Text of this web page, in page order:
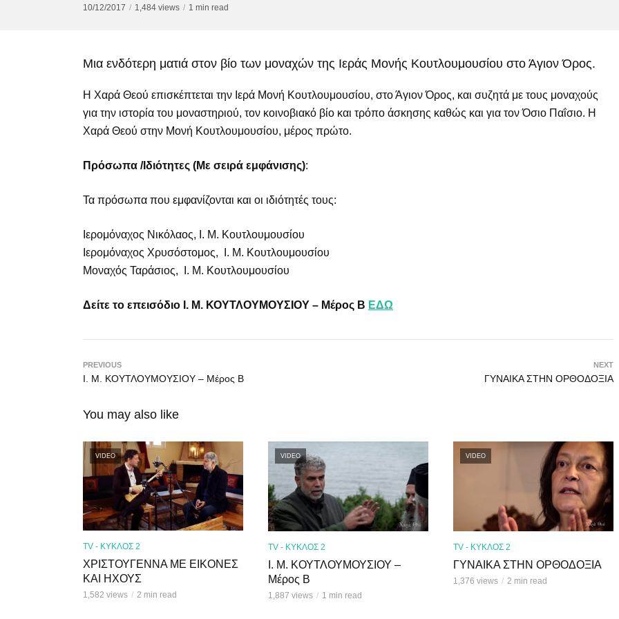
10/12/2017 1,484 views 1 min read
Μια ενδότερη ματιά στον βίο των μοναχών της Ιεράς Μονής Κουτλουμουσίου στο Άγιον Όρος.
Η Χαρά Θεού επισκέπτεται την Ιερά Μονή Κουτλουμουσίου, στο Άγιον Όρος, και συζητά με τους μοναχούς
για την ιστορία του μοναστηριού, τον κοινοβιακό βίο και τρόπο άσκησης καθώς και για τον Όσιο Παΐσιο. Η
Χαρά Θεού στην Μονή Κουτλουμουσίου, μέρος πρώτο.
Πρόσωπα /Ιδιότητες (Με σειρά εμφάνισης):
Τα πρόσωπα που εμφανίζονται και οι ιδιότητές τους:
Ιερομόναχος Νικόλαος, Ι. Μ. Κουτλουμουσίου
Ιερομόναχος Χρυσόστομος, Ι. Μ. Κουτλουμουσίου
Μοναχός Ταράσιος, Ι. Μ. Κουτλουμουσίου
Δείτε το επεισόδιο Ι. Μ. ΚΟΥΤΛΟΥΜΟΥΣΙΟΥ – Μέρος Β ΕΔΩ
PREVIOUS
Ι. Μ. ΚΟΥΤΛΟΥΜΟΥΣΙΟΥ – Μέρος Β
NEXT
ΓΥΝΑΙΚΑ ΣΤΗΝ ΟΡΘΟΔΟΞΙΑ
You may also like
VIDEO
TV - ΚΥΚΛΟΣ 2
ΧΡΙΣΤΟΥΓΕΝΝΑ ΜΕ ΕΙΚΟΝΕΣ
ΚΑΙ ΗΧΟΥΣ
1,582 views 2 min read
VIDEO
TV - ΚΥΚΛΟΣ 2
Ι. Μ. ΚΟΥΤΛΟΥΜΟΥΣΙΟΥ –
Μέρος Β
1,887 views 1 min read
VIDEO
TV - ΚΥΚΛΟΣ 2
ΓΥΝΑΙΚΑ ΣΤΗΝ ΟΡΘΟΔΟΞΙΑ
1,376 views 2 min read